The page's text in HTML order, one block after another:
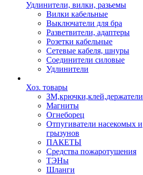
Удлинители, вилки, разьемы
Вилки кабельные
Выключатели для бра
Разветвители, адаптеры
Розетки кабельные
Сетевые кабеля, шнуры
Соединители силовые
Удлинители
Хоз. товары
ЗМ,крючки,клей,держатели
Магниты
Огнеборец
Отпугиватели насекомых и
грызунов
ПАКЕТЫ
Средства пожаротушения
ТЭНы
Шланги